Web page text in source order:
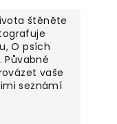
štěněte
O psích
vaše
seznámí